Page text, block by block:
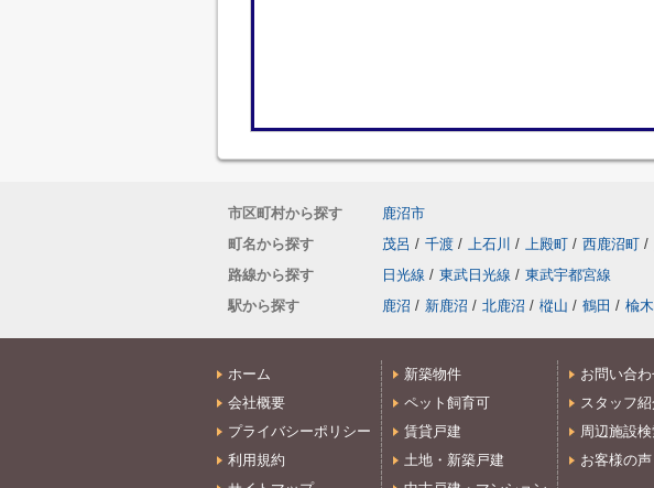
市区町村から探す
鹿沼市
町名から探す
茂呂 / 千渡 / 上石川 / 上殿町 / 西鹿沼町 /
路線から探す
日光線 / 東武日光線 / 東武宇都宮線
駅から探す
鹿沼 / 新鹿沼 / 北鹿沼 / 樅山 / 鶴田 / 楡木
ホーム
会社概要
プライバシーポリシー
利用規約
新築物件
ペット飼育可
賃貸戸建
土地・新築戸建
お問い合
スタッフ紹
周辺施設
お客様の声